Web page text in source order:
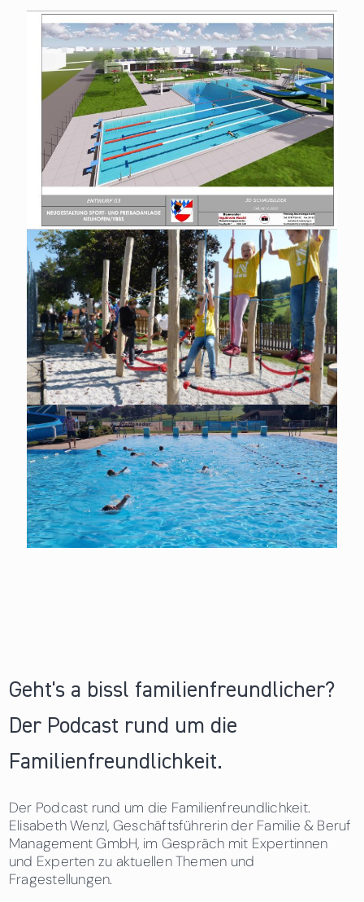
Geht's a bissl familienfreundlicher?
Der Podcast rund um die
Familienfreundlichkeit.
Der Podcast rund um die Familienfreundlichkeit.
Elisabeth Wenzl, Geschäftsführerin der Familie & Beruf
Management GmbH, im Gespräch mit Expertinnen
und Experten zu aktuellen Themen und
Fragestellungen.